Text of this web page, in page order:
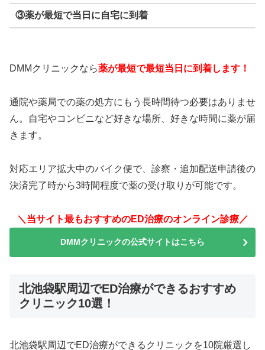
③薬が最短で当日に自宅に到着
DMMクリニックなら薬が最短で最短当日に到着します！
通院や薬局での薬の処方にもう長時間待つ必要はありませ
ん。自宅やコンビニなど好きな場所、好きな時間に薬が届
きます。
対応エリア拡大中のバイク便で、診察・追加配送申請後の
決済完了時から3時間程度で薬の受け取りが可能です。
＼当サイト最もおすすめのED治療のオンライン診療／
DMMクリニックの公式サイトはこちら
北池袋駅周辺でED治療ができるおすすめ
クリニック10選！
北池袋駅周辺でED治療ができるクリニックを10院厳選し